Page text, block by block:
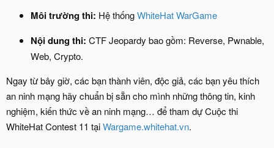
Môi trường thi: Hệ thốngWhiteHat WarGame
Nội dung thi: CTF Jeopardy bao gồm: Reverse, Pwnable,
Web, Crypto.
Ngay từ bây giờ, các bạn thành viên, độc giả, các bạn yêu thích
an ninh mạng hãy chuẩn bị sẵn cho mình những thông tin, kinh
nghiệm, kiến thức về an ninh mạng… để tham dự Cuộc thi
WhiteHat Contest 11 tạiWargame.whitehat.vn.